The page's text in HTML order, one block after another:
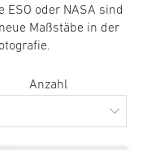
oder NASA sind
Maßstäbe in der
Anzahl